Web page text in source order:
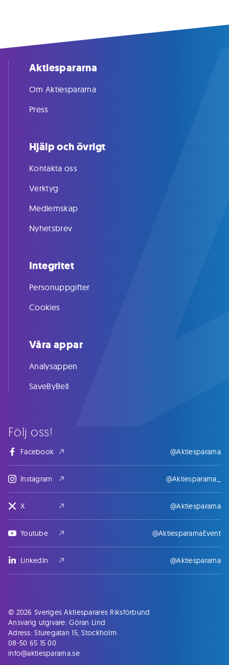
Följ oss!
Facebook @Aktiespararna
Instagram @Aktiespararna_
X @Aktiespararna
Youtube @AktiespararnaEvent
LinkedIn @Aktiespararna
Aktiespararna
Om Aktiespararna
Press
Hjälp och övrigt
Kontakta oss
Verktyg
Medlemskap
Nyhetsbrev
Integritet
Personuppgifter
Cookies
Våra appar
Analysappen
SaveByBell
© 2026 Sveriges Aktiesparares Riksförbund
Ansvarig utgivare: Göran Lind
Adress: Sturegatan 15, Stockholm
08-50 65 15 00
info@aktiespararna.se